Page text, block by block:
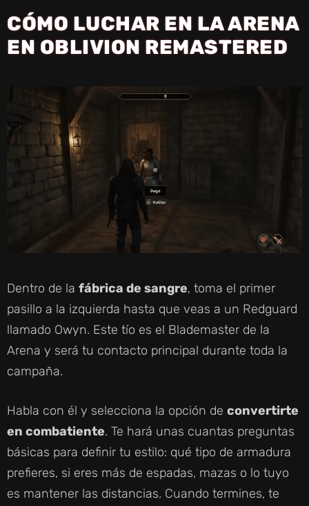
CÓMO LUCHAR EN LA ARENA
EN OBLIVION REMASTERED
Dentro de la fábrica de sangre, toma el primer
pasillo a la izquierda hasta que veas a un Redguard
llamado Owyn. Este tío es el Blademaster de la
Arena y será tu contacto principal durante toda la
campaña.
Habla con él y selecciona la opción de convertirte
en combatiente. Te hará unas cuantas preguntas
básicas para definir tu estilo: qué tipo de armadura
prefieres, si eres más de espadas, mazas o lo tuyo
es mantener las distancias. Cuando termines, te